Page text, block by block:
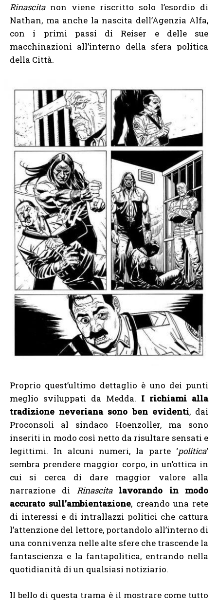
Rinascitanon viene riscritto solo l’esordio di
Nathan, ma anche la nascita dell’Agenzia Alfa,
con i primi passi di Reiser e delle sue
macchinazioni all’interno della sfera politica
della Città.
Proprio quest’ultimo dettaglio è uno dei punti
meglio sviluppati da Medda. I richiami alla
tradizione neveriana sono ben evidenti, dai
Proconsoli al sindaco Hoenzoller, ma sono
inseriti in modo così netto da risultare sensati e
legittimi. In alcuni numeri, la parte ‘politica‘
sembra prendere maggior corpo, in un’ottica in
cui si cerca di dare maggior valore alla
narrazione di Rinascita
lavorando in modo
accurato sull’ambientazione, creando una rete
di interessi e di intrallazzi politici che cattura
l’attenzione del lettore, portandolo all’interno di
una connivenza nelle alte sfere che trascende la
fantascienza e la fantapolitica, entrando nella
quotidianità di un qualsiasi notiziario.
Il bello di questa trama è il mostrare come tutto